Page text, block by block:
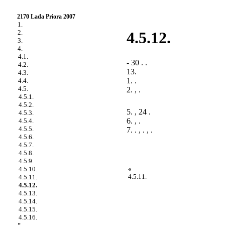
2170 Lada Priora 2007
1.
2.
3.
4.
4.1.
4.2.
4.3.
4.4.
4.5.
4.5.1.
4.5.2.
4.5.3.
4.5.4.
4.5.5.
4.5.6.
4.5.7.
4.5.8.
4.5.9.
4.5.10.
4.5.11.
4.5.12.
4.5.13.
4.5.14.
4.5.15.
4.5.16.
4.5.12.
- 30 . .
13.
1. .
2. , .
5. , 24 .
6. , .
7. . , . , .
«
4.5.11.